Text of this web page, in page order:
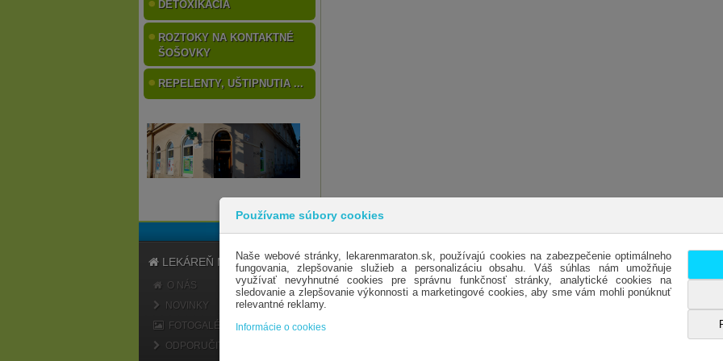
Používame súbory cookies
Naše webové stránky, lekarenmaraton.sk, používajú cookies na zabezpečenie optimálneho
fungovania, zlepšovanie služieb a personalizáciu obsahu. Váš súhlas nám umožňuje
využívať nevyhnutné cookies pre správnu funkčnosť stránky, analytické cookies na
sledovanie a zlepšovanie výkonnosti a marketingové cookies, aby sme vám mohli ponúknuť
relevantné reklamy.
Informácie o cookies
DETOXIKÁCIA
ROZTOKY NA KONTAKTNÉ
ŠOŠOVKY
REPELENTY, UŠTIPNUTIA ...
LEKÁREŇ MARATÓN
O NÁS
NOVINKY
FOTOGALÉRIA
ODPORUČIŤ
INFORMÁCIE
OBCHODNÉ PODMIENKY